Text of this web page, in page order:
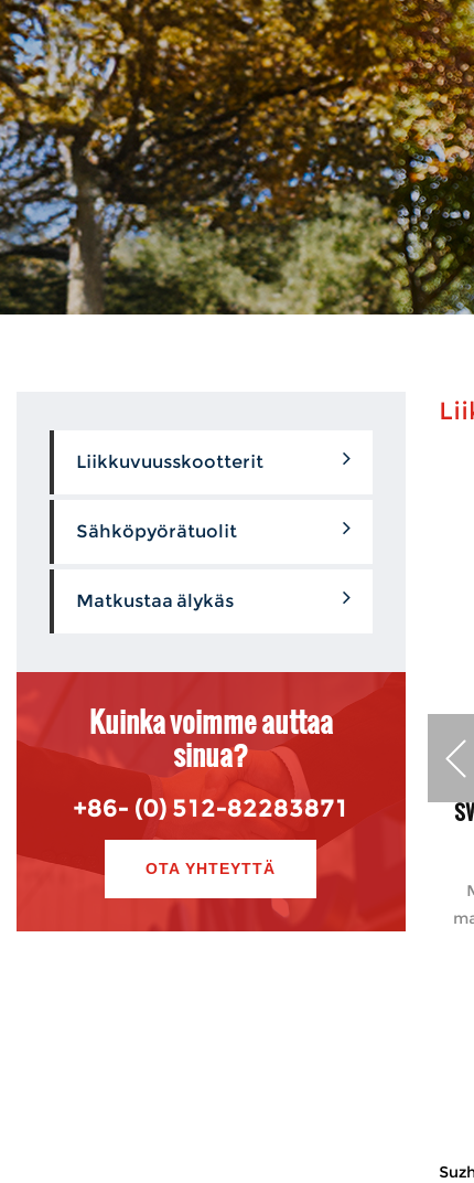
Liikkuvuusskootterit
Sähköpyörätuolit
Matkustaa älykäs
Kuinka voimme auttaa
sinua?
+86- (0) 512-82283871
OTA YHTEYTTÄ
2
Q2: Dynaaminen/PG -
ohjain/intuitiiviset säätimet/pitkä
matkaetäisyys latausta kohti
Piirteet Dynaaminen/PG -ohjain